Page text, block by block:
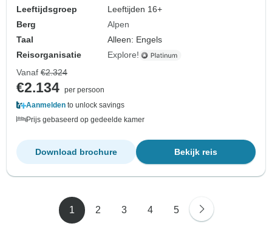
Leeftijdsgroep
Leeftijden 16+
Berg
Alpen
Taal
Alleen: Engels
Reisorganisatie
Explore!
Vanaf €2.324
€2.134 per persoon
Aanmelden to unlock savings
Prijs gebaseerd op gedeelde kamer
Bekijk reis
Download brochure
1 2 3 4 5